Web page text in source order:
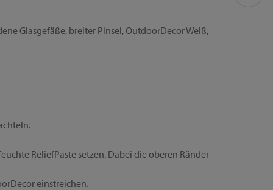
Glasgefäße, breiter Pinsel, OutdoorDecor Weiß,
ReliefPaste setzen. Dabei die oberen Ränder
einstreichen.